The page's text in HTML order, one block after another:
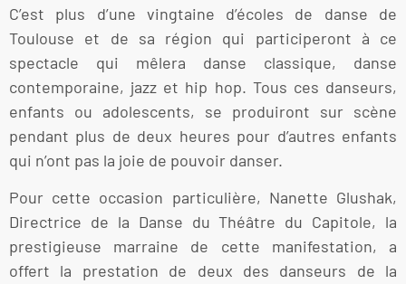
C’est plus d’une vingtaine d’écoles de danse de
Toulouse et de sa région qui participeront à ce
spectacle qui mêlera danse classique, danse
contemporaine, jazz et hip hop. Tous ces danseurs,
enfants ou adolescents, se produiront sur scène
pendant plus de deux heures pour d’autres enfants
qui n’ont pas la joie de pouvoir danser.
Pour cette occasion particulière, Nanette Glushak,
Directrice de la Danse du Théâtre du Capitole, la
prestigieuse marraine de cette manifestation, a
offert la prestation de deux des danseurs de la